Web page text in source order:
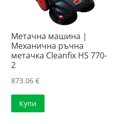
Метачна машина |
Механична ръчна
метачка Cleanfix HS 770-
2
873.06€
Купи